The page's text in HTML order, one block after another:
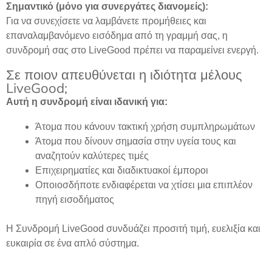
Σημαντικό (μόνο για συνεργάτες διανομείς):
Για να συνεχίσετε να λαμβάνετε προμήθειες και
επαναλαμβανόμενο εισόδημα από τη γραμμή σας, η
συνδρομή σας στο LiveGood πρέπει να παραμείνει ενεργή.
Σε ποιον απευθύνεται η ιδιότητα μέλους
LiveGood;
Αυτή η συνδρομή είναι ιδανική για:
Άτομα που κάνουν τακτική χρήση συμπληρωμάτων
Άτομα που δίνουν σημασία στην υγεία τους και
αναζητούν καλύτερες τιμές
Επιχειρηματίες και διαδικτυακοί έμποροι
Οποιοσδήποτε ενδιαφέρεται να χτίσει μια επιπλέον
πηγή εισοδήματος
Η Συνδρομή LiveGood συνδυάζει προσιτή τιμή, ευελιξία και
ευκαιρία σε ένα απλό σύστημα.